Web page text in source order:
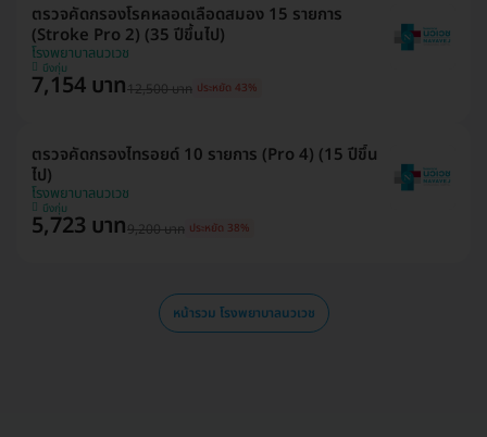
ตรวจคัดกรองโรคหลอดเลือดสมอง 15 รายการ
(Stroke Pro 2) (35 ปีขึ้นไป)
โรงพยาบาลนวเวช
บึงกุ่ม
7,154 บาท12,500 บาท ประหยัด 43%
ตรวจคัดกรองไทรอยด์ 10 รายการ (Pro 4) (15 ปีขึ้น
ไป)
โรงพยาบาลนวเวช
บึงกุ่ม
5,723 บาท9,200 บาท ประหยัด 38%
หน้ารวม โรงพยาบาลนวเวช